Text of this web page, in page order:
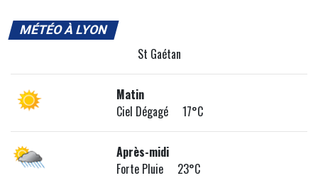
MÉTÉO À LYON
St Gaétan
Matin
Ciel Dégagé 17°C
Après-midi
Forte Pluie 23°C